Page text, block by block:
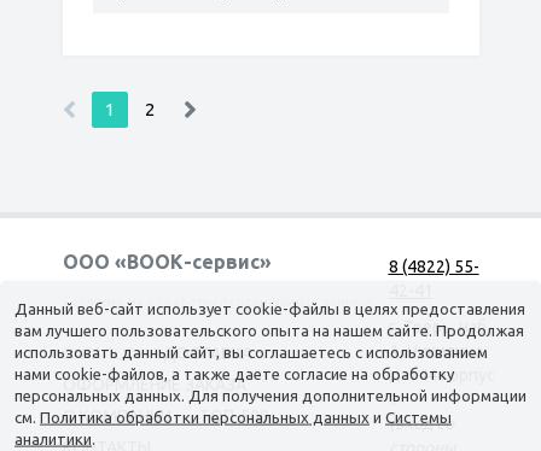
1 2
ООО «ВООК-сервис»
Согласие на обработку персональных данных
КАТАЛОГ
ДОСТАВКА
ОФОРМЛЕНИЕ ЗАКАЗА
О КОМПАНИИ
ТОП-500
8 (4822) 55-
г. Тверь, наб.
А. Никитина,
д. 144 корпус
1
(вход со
Данный веб-сайт использует cookie-файлы в целях предоставления
вам лучшего пользовательского опыта на нашем сайте. Продолжая
использовать данный сайт, вы соглашаетесь с использованием
нами cookie-файлов, а также даете согласие на обработку
персональных данных. Для получения дополнительной информации
см. Политика обработки персональных данных и Системы
аналитики